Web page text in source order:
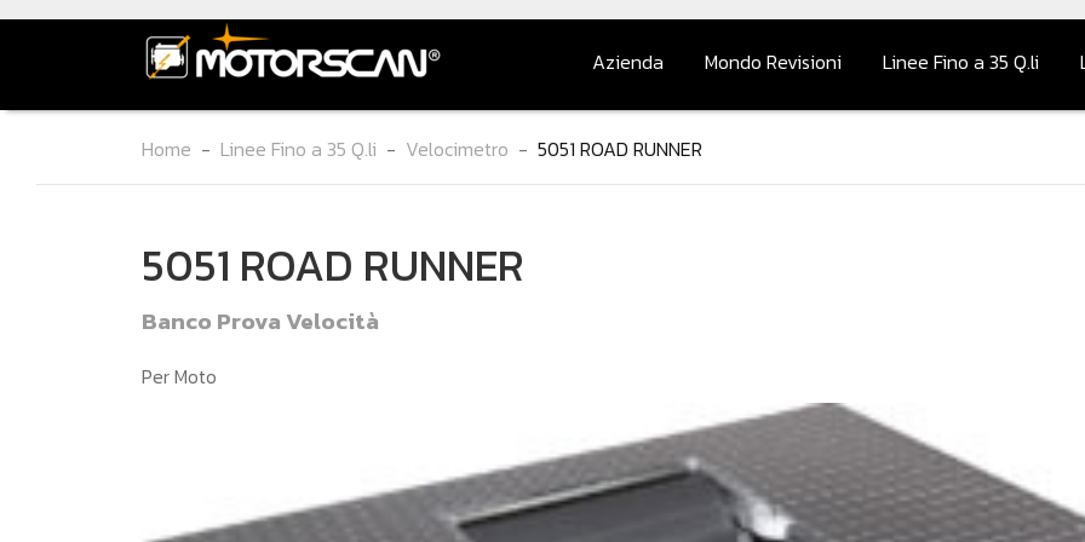
Azienda
Contatti
Mondo Revisioni Linee Fino a 35 Q.li
Prova freni a rulli
Completamento Linee
Home Linee Fino a 35 Q.li Velocimetro 5051 ROAD RUNNER
5051 ROAD RUNNER
Banco Prova Velocità
Per Moto